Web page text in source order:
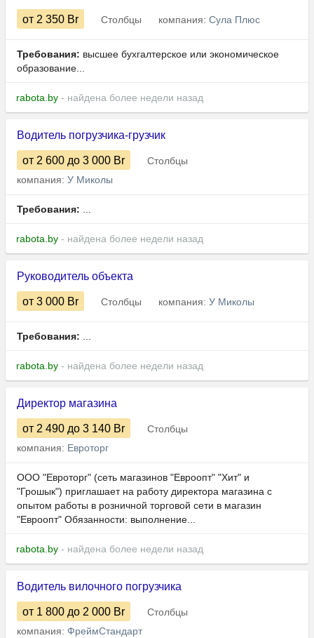
от 2 350 Br Столбцы компания: Сула Плюс
Требования: высшее бухгалтерское или экономическое
образование...
rabota.by - найдена более недели назад
Водитель погрузчика-грузчик
от 2 600 до 3 000 Br
Столбцы
компания: У Миколы
Требования: ...
rabota.by - найдена более недели назад
Руководитель объекта
от 3 000 Br Столбцы компания: У Миколы
Требования: ...
rabota.by - найдена более недели назад
Директор магазина
от 2 490 до 3 140 Br
Столбцы
компания: Евроторг
ООО "Евроторг" (сеть магазинов "Евроопт" "Хит" и
"Грошык") приглашает на работу директора магазина с
опытом работы в розничной торговой сети в магазин
"Евроопт" Обязанности: выполнение...
rabota.by - найдена более недели назад
Водитель вилочного погрузчика
от 1 800 до 2 000 Br
Столбцы
компания: ФреймСтандарт